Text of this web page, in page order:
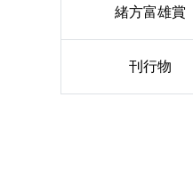
緒方富雄賞
刊行物